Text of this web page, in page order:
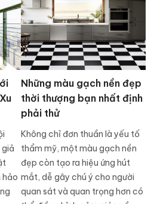
hảo
Những màu gạch nền đẹp
thời thượng bạn nhất định
phải thử
Không chỉ đơn thuần là yếu tố
thẩm mỹ, một màu gạch nền
đẹp còn tạo ra hiệu ứng hút
mắt, dễ gây chú ý cho người
quan sát và quan trọng hơn có